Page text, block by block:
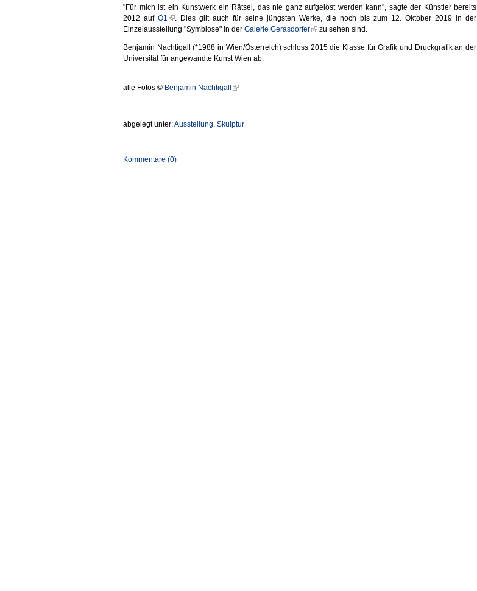
"Für mich ist ein Kunstwerk ein Rätsel, das nie ganz aufgelöst werden kann", sagte der Künstler bereits
2012 auf Ö1
. Dies gilt auch für seine jüngsten Werke, die noch bis zum 12. Oktober 2019 in der
Einzelausstellung "Symbiose" in der Galerie Gerasdorfer zu sehen sind.
Benjamin Nachtigall (*1988 in Wien/Österreich) schloss 2015 die Klasse für Grafik und Druckgrafik an der
Universität für angewandte Kunst Wien ab.
alle Fotos © Benjamin Nachtigall
abgelegt unter:Ausstellung, Skulptur
Kommentare (0)